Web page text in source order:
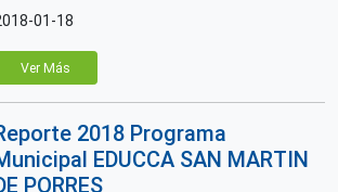
01-18
Ver Más
2018 Programa
EDUCCA SAN MARTIN
PORRES